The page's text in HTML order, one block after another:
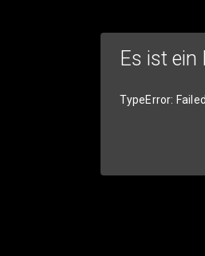
Es ist ein
TypeError: